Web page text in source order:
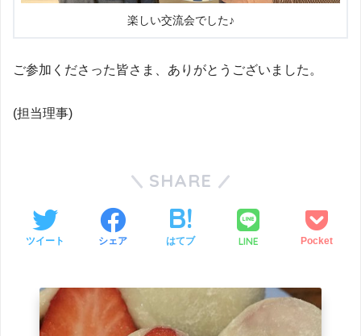
楽しい交流会でした♪
ご参加くださった皆さま、ありがとうございました。
(担当理事)
SHARE
ツイート シェア はてブ LINE Pocket